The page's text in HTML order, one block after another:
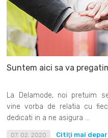
Suntem aici sa va
La Delamode, noi pretuim
vine vorba de relatia cu
dedicati in a ne asigura ...
07. 02. 2020 Citiţi mai